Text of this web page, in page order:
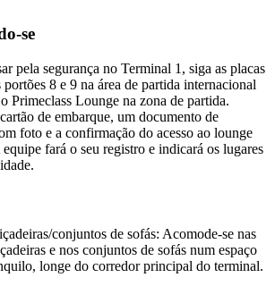
se
pela segurança no Terminal 1, siga as placas
portões 8 e 9 na área de partida internacional
Primeclass Lounge na zona de partida.
de embarque, um documento de
foto e a confirmação do acesso ao lounge
fará o seu registro e indicará os lugares
conjuntos de sofás: Acomode-se nas
e nos conjuntos de sofás num espaço
longe do corredor principal do terminal.